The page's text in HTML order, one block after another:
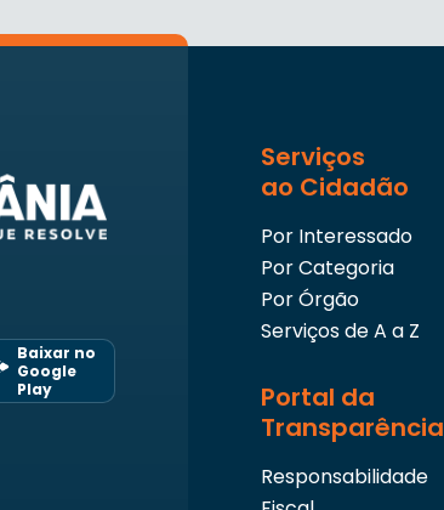
Baixar no
Google
Play
Serviços
ao Cidadão
Por Interessado
Por Categoria
Por Órgão
Serviços de A a Z
Portal da
Transparência
Responsabilidade